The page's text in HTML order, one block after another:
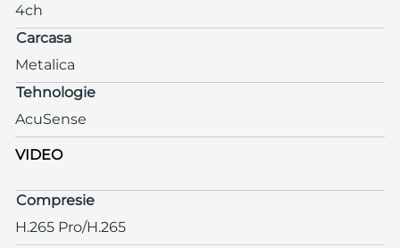
4ch
Carcasa
Metalica
Tehnologie
AcuSense
VIDEO
Compresie
H.265 Pro/H.265